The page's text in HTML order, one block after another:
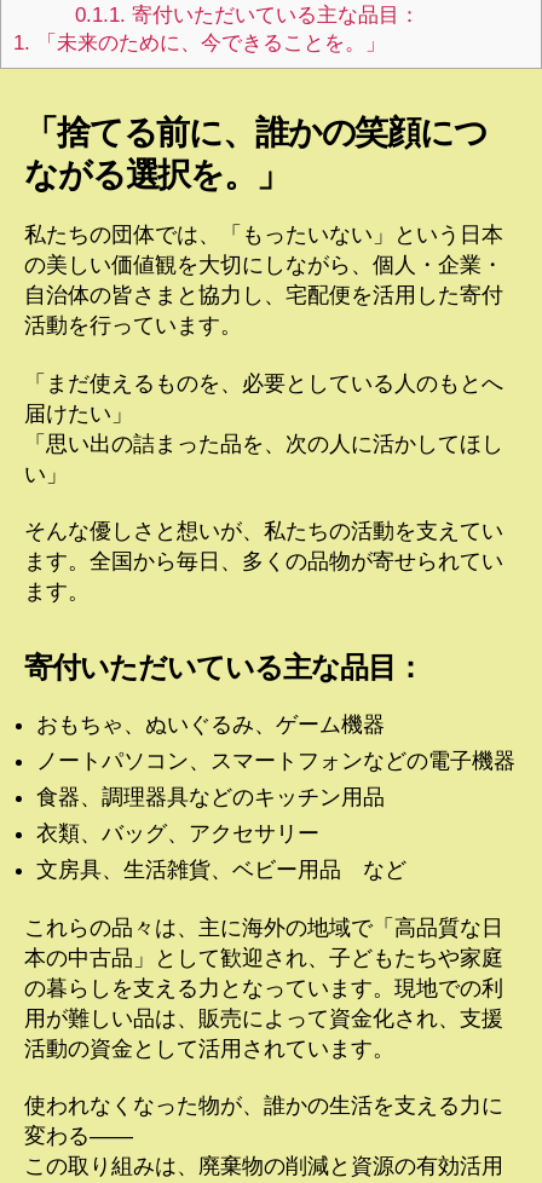
0.1.1. 寄付いただいている主な品目：
1. 「未来のために、今できることを。」
「捨てる前に、誰かの笑顔につ
ながる選択を。」
私たちの団体では、「もったいない」という日本
の美しい価値観を大切にしながら、個人・企業・
自治体の皆さまと協力し、宅配便を活用した寄付
活動を行っています。
「まだ使えるものを、必要としている人のもとへ
届けたい」
「思い出の詰まった品を、次の人に活かしてほし
い」
そんな優しさと想いが、私たちの活動を支えてい
ます。全国から毎日、多くの品物が寄せられてい
ます。
寄付いただいている主な品目：
おもちゃ、ぬいぐるみ、ゲーム機器
ノートパソコン、スマートフォンなどの電子機器
食器、調理器具などのキッチン用品
衣類、バッグ、アクセサリー
文房具、生活雑貨、ベビー用品 など
これらの品々は、主に海外の地域で「高品質な日
本の中古品」として歓迎され、子どもたちや家庭
の暮らしを支える力となっています。現地での利
用が難しい品は、販売によって資金化され、支援
活動の資金として活用されています。
使われなくなった物が、誰かの生活を支える力に
変わる――
この取り組みは、廃棄物の削減と資源の有効活用